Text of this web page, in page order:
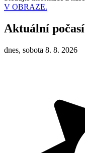
V OBRAZE.
Aktuální počasí
dnes, sobota 8. 8. 2026